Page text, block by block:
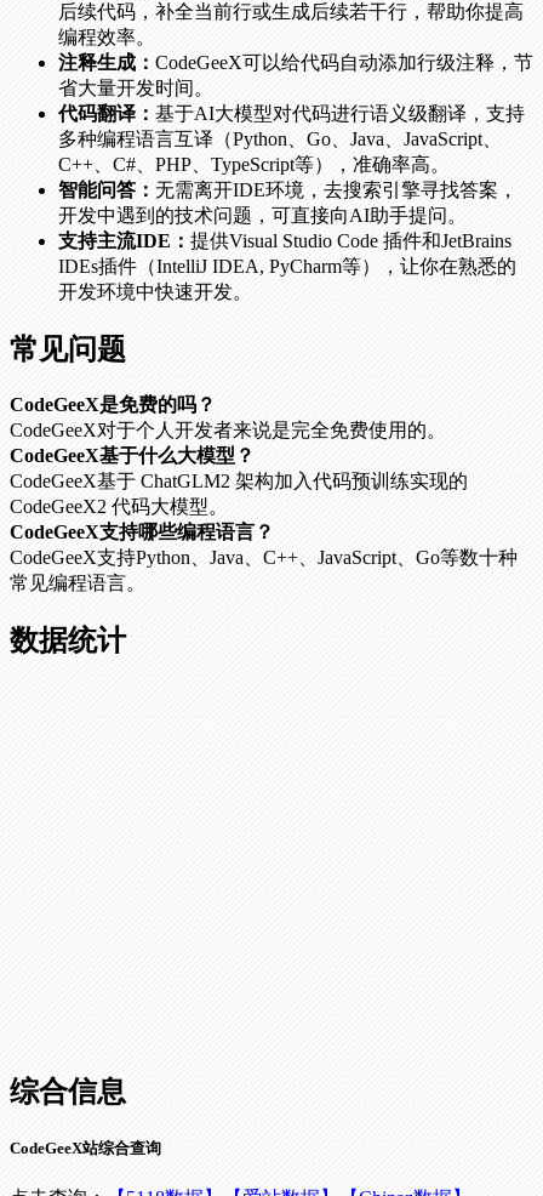
后续代码，补全当前行或生成后续若干行，帮助你提高
编程效率。
注释生成： CodeGeeX可以给代码自动添加行级注释，节
省大量开发时间。
代码翻译： 基于AI大模型对代码进行语义级翻译，支持
多种编程语言互译（Python、Go、Java、JavaScript、
C++、C#、PHP、TypeScript等），准确率高。
智能问答： 无需离开IDE环境，去搜索引擎寻找答案，
开发中遇到的技术问题，可直接向AI助手提问。
支持主流IDE： 提供Visual Studio Code 插件和JetBrains
IDEs插件（IntelliJ IDEA, PyCharm等），让你在熟悉的
开发环境中快速开发。
常见问题
CodeGeeX是免费的吗？
CodeGeeX对于个人开发者来说是完全免费使用的。
CodeGeeX基于什么大模型？
CodeGeeX基于 ChatGLM2 架构加入代码预训练实现的
CodeGeeX2 代码大模型。
CodeGeeX支持哪些编程语言？
CodeGeeX支持Python、Java、C++、JavaScript、Go等数十种
常见编程语言。
数据统计
综合信息
CodeGeeX站综合查询